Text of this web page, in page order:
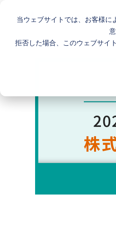
当ウェブサイトでは、お客様に
拒否した場合、このウェブサイ